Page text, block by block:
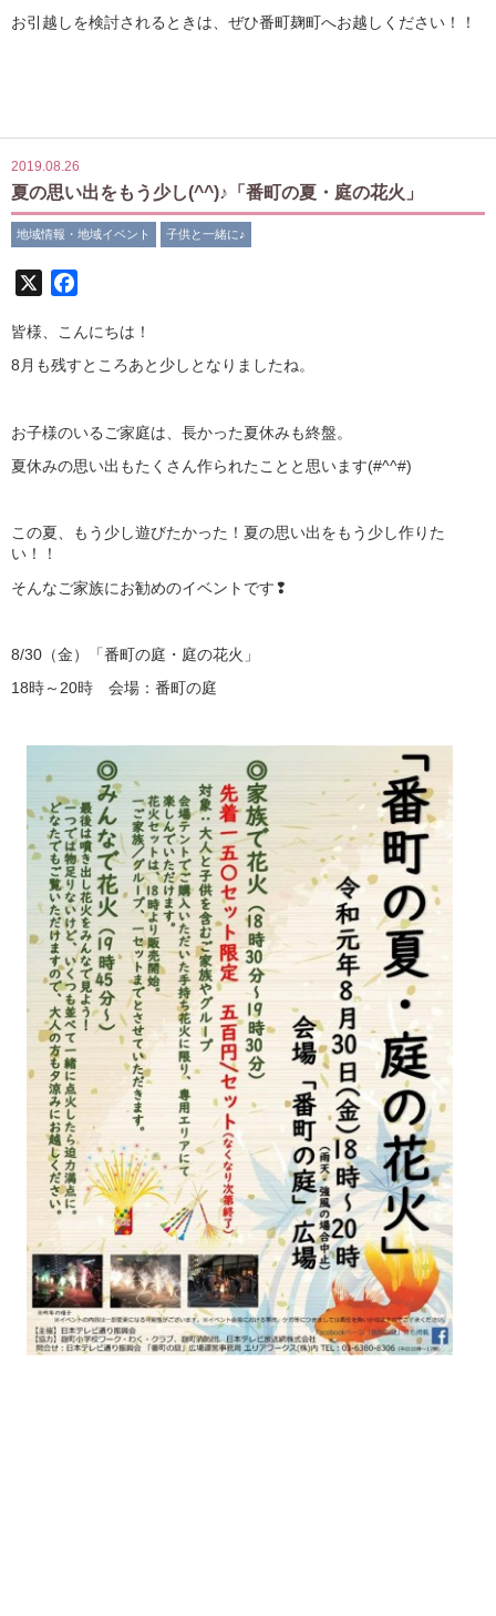
お引越しを検討されるときは、ぜひ番町麹町へお越しください！！
2019.08.26
夏の思い出をもう少し(^^)♪「番町の夏・庭の花火」
地域情報・地域イベント 子供と一緒に♪
皆様、こんにちは！
8月も残すところあと少しとなりましたね。
お子様のいるご家庭は、長かった夏休みも終盤。
夏休みの思い出もたくさん作られたことと思います(#^^#)
この夏、もう少し遊びたかった！夏の思い出をもう少し作りた
い！！
そんなご家族にお勧めのイベントです❢
8/30（金）「番町の庭・庭の花火」
18時～20時 会場：番町の庭